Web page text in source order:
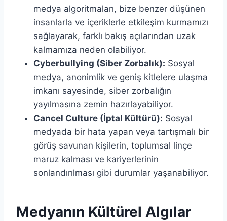
medya algoritmaları, bize benzer düşünen
insanlarla ve içeriklerle etkileşim kurmamızı
sağlayarak, farklı bakış açılarından uzak
kalmamıza neden olabiliyor.
Cyberbullying (Siber Zorbalık): Sosyal
medya, anonimlik ve geniş kitlelere ulaşma
imkanı sayesinde, siber zorbalığın
yayılmasına zemin hazırlayabiliyor.
Cancel Culture (İptal Kültürü): Sosyal
medyada bir hata yapan veya tartışmalı bir
görüş savunan kişilerin, toplumsal linçe
maruz kalması ve kariyerlerinin
sonlandırılması gibi durumlar yaşanabiliyor.
Medyanın Kültürel Algılar